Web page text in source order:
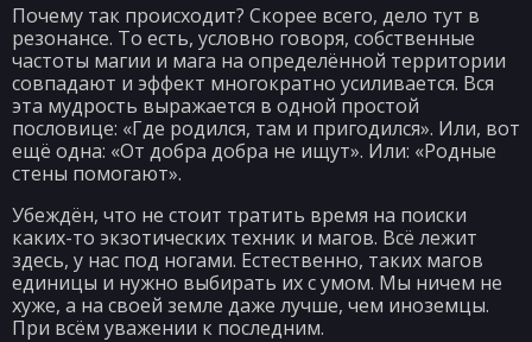
Почему так происходит? Скорее всего, дело тут в
резонансе. То есть, условно говоря, собственные
частоты магии и мага на определённой территории
совпадают и эффект многократно усиливается. Вся
эта мудрость выражается в одной простой
пословице: «Где родился, там и пригодился». Или, вот
ещё одна: «От добра добра не ищут». Или: «Родные
стены помогают».
Убеждён, что не стоит тратить время на поиски
каких-то экзотических техник и магов. Всё лежит
здесь, у нас под ногами. Естественно, таких магов
единицы и нужно выбирать их с умом. Мы ничем не
хуже, а на своей земле даже лучше, чем иноземцы.
При всём уважении к последним.